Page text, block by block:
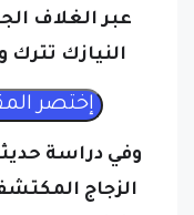
النيازك تترك
وفي دراسة
الزجاج